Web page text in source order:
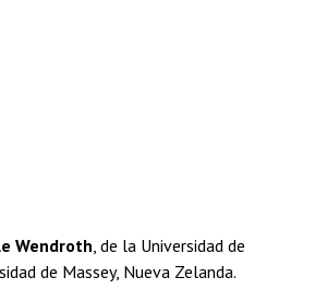
Wendroth , de la Universidad de
de Massey, Nueva Zelanda.